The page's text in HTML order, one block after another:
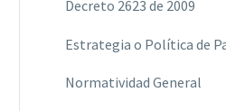
Decreto 2623 de 2009
Estrategia o Política de
Normatividad General